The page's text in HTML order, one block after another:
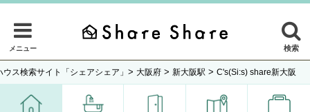
メニュー 検索
ウス検索サイト「シェアシェア」 > 大阪府 > 新大阪駅 > C's(Si:s) share新大阪